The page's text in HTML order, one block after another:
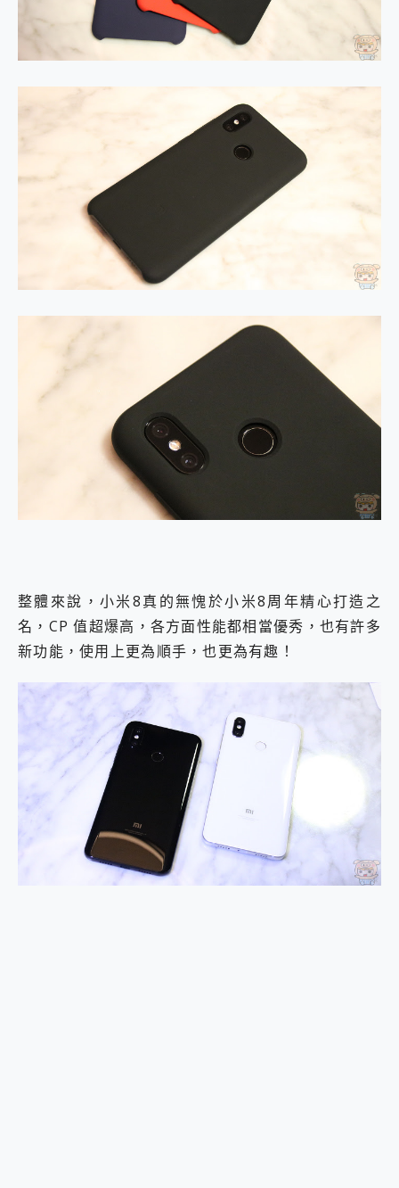
整體來說，小米8真的無愧於小米8周年精心打造之
名，CP 值超爆高，各方面性能都相當優秀，也有許多
新功能，使用上更為順手，也更為有趣！